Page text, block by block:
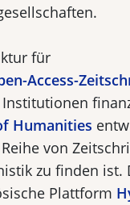
für
Access-
Humanities
von
zu finden ist.
Plattform